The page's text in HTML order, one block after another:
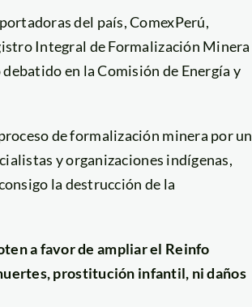
del país, ComexPerú,
Integral de Formalización Minera
en la Comisión de Energía y
de formalización minera por un
y organizaciones indígenas,
la destrucción de la
a favor de ampliar el Reinfo
prostitución infantil, ni daños